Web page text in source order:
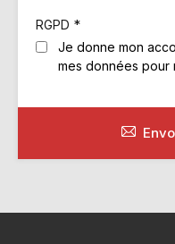
RGPD *
Je donne mon
mes données pour